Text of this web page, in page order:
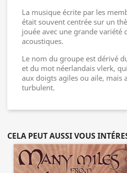
La musique écrite par les
était souvent centrée sur un
jouée avec une grande variété
acoustiques.
Le nom du groupe est dérivé
et du mot néerlandais vlerk,
aux doigts agiles ou aile, mais
turbulent.
CELA PEUT AUSSI VOUS